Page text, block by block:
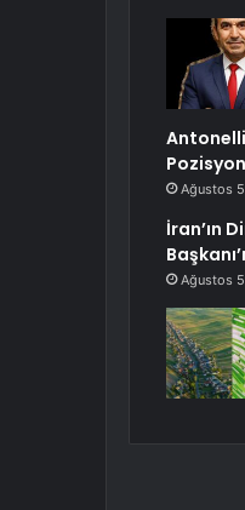
Antonelli
Ağustos
İran’ın
Ağustos